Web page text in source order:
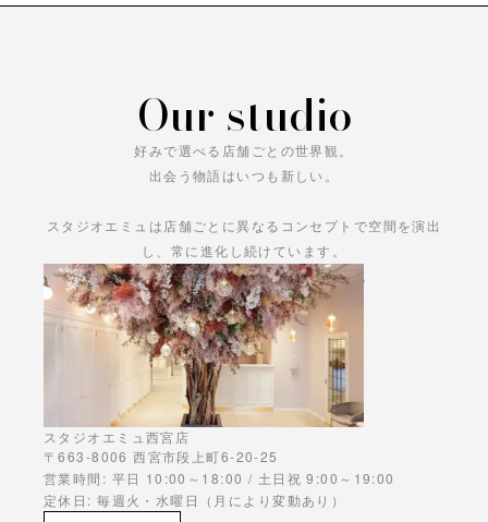
Our studio
好みで選べる店舗ごとの世界観。
出会う物語はいつも新しい。
スタジオエミュは店舗ごとに異なるコンセプトで空間を演出
し、常に進化し続けています。
あなただけの物語をお楽しみください。
スタジオエミュ西宮店
〒663-8006 西宮市段上町6-20-25
営業時間: 平日 10:00～18:00 / 土日祝 9:00～19:00
定休日: 毎週火・水曜日（月により変動あり）